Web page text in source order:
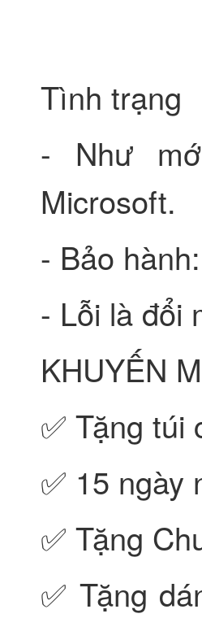
Tình trạng
- Như
Microsoft.
- Bảo
- Lỗi là đổi
KHUYẾN
✅ Tặng túi
✅ 15 ngày
✅ Tặng
✅ Tặng